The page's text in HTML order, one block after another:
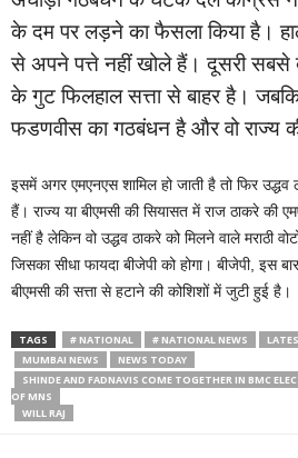
के दम पर लड़ने का फैसला किया है।
से अपने पत्ते नहीं खोले हैं। दूसरी सबसे
के गुट फिलहाल सत्ता से बाहर है।
फडणवीस का गठबंधन है और वो राज्य
इसमें अगर एमएनएस शामिल हो जाती है तो फिर
हैं। राज्य या बीएमसी की सियासत में राज ठाकरे की
नहीं है लेकिन वो उद्धव ठाकरे को मिलने वाले मराठी
जिसका सीधा फायदा बीजेपी को होगा। बीजेपी, इस
बीएमसी की सत्ता से हटाने की कोशिशों में जुटी हुई है।
TAGS # NATIONAL # NATIONAL NEWS
MUMBAI NEWS
NEWS TODAY
SHINDE AND FADNAVIS COME TOGETHER IN BMC
OF MNS
WILL RAJ